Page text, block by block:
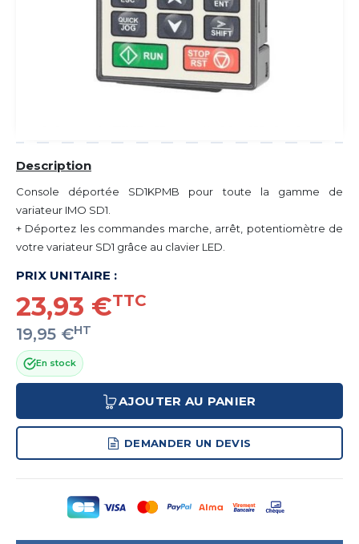
Description
Console déportée SD1KPMB pour toute la gamme de
variateur IMO SD1.
+ Déportez les commandes marche, arrêt, potentiomètre de
votre variateur SD1 grâce au clavier LED.
PRIX UNITAIRE :
23,93 €TTC
19,95 €HT
En stock
AJOUTER AU PANIER
DEMANDER UN DEVIS